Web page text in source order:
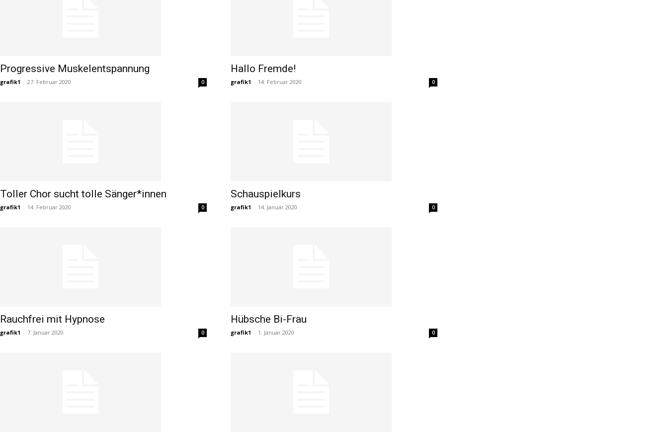
Progressive Muskelentspannung
grafik1 - 27. Februar 2020 0
Hallo Fremde!
grafik1 - 14. Februar 2020 0
Toller Chor sucht tolle Sänger*innen
grafik1 - 14. Februar 2020 0
Schauspielkurs
grafik1 - 14. Januar 2020 0
Rauchfrei mit Hypnose
grafik1 - 7. Januar 2020 0
Hübsche Bi-Frau
grafik1 - 1. Januar 2020 0